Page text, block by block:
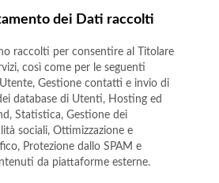
dei Dati raccolti
raccolti per consentire al Titolare
così come per le seguenti
Gestione contatti e invio di
database di Utenti, Hosting ed
Statistica, Gestione dei
sociali, Ottimizzazione e
Protezione dallo SPAM e
da piattaforme esterne.